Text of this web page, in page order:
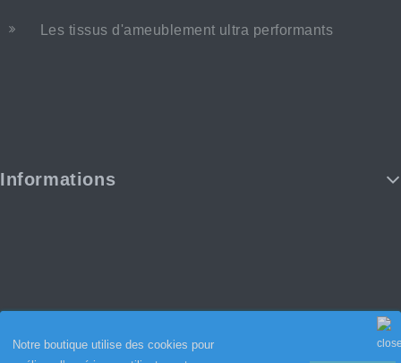
Notre boutique utilise des cookies pour
Les tissus d'ameublement ultra performants
Informations